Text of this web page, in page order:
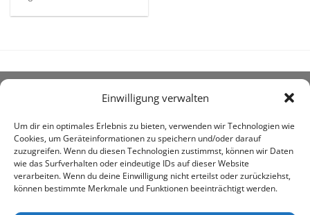
Einwilligung verwalten
Um dir ein optimales Erlebnis zu bieten, verwenden wir Technologien wie
Cookies, um Geräteinformationen zu speichern und/oder darauf
zuzugreifen. Wenn du diesen Technologien zustimmst, können wir Daten
wie das Surfverhalten oder eindeutige IDs auf dieser Website
verarbeiten. Wenn du deine Einwilligung nicht erteilst oder zurückziehst,
können bestimmte Merkmale und Funktionen beeinträchtigt werden.